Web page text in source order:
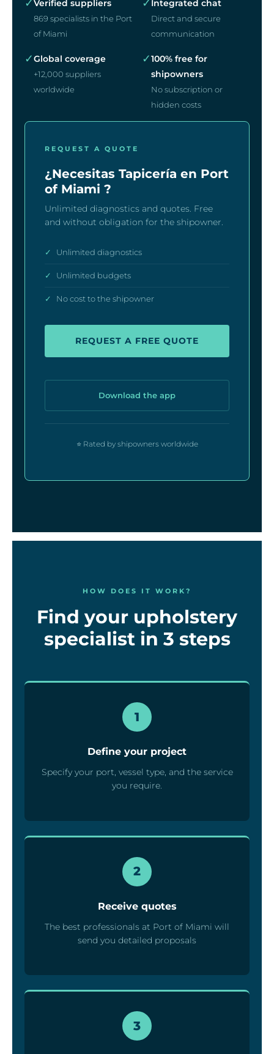
✓Verified suppliers
869 specialists in the Port
of Miami
✓ Integrated chat
Direct and secure
communication
✓Global coverage
+12,000 suppliers
worldwide
✓100% free for
shipowners
No subscription or
hidden costs
REQUEST A QUOTE
¿Necesitas Tapicería en Port
of Miami ?
Unlimited diagnostics and quotes. Free
and without obligation for the shipowner.
✓ Unlimited diagnostics
✓ Unlimited budgets
✓ No cost to the shipowner
REQUEST A FREE QUOTE
Download the app
⭐ Rated by shipowners worldwide
HOW DOES IT WORK?
Find your upholstery
specialist in 3 steps
1
Define your project
Specify your port, vessel type, and the service
you require.
2
Receive quotes
The best professionals at Port of Miami will
send you detailed proposals
3